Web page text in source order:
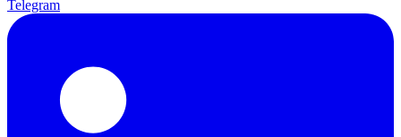
Telegram